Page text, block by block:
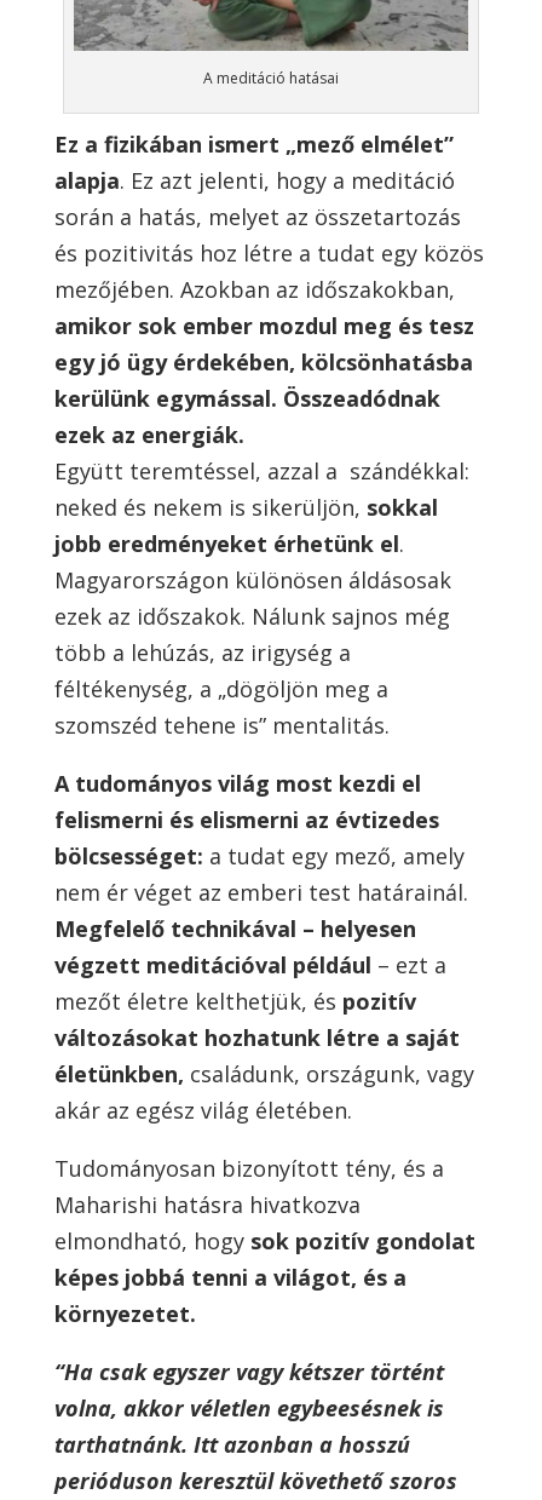
A meditáció hatásai
Ez a fizikában ismert „mező elmélet”
alapja. Ez azt jelenti, hogy a meditáció
során a hatás, melyet az összetartozás
és pozitivitás hoz létre a tudat egy közös
mezőjében. Azokban az időszakokban,
amikor sok ember mozdul meg és tesz
egy jó ügy érdekében, kölcsönhatásba
kerülünk egymással. Összeadódnak
ezek az energiák.
Együtt teremtéssel, azzal a szándékkal:
neked és nekem is sikerüljön, sokkal
jobb eredményeket érhetünk el.
Magyarországon különösen áldásosak
ezek az időszakok. Nálunk sajnos még
több a lehúzás, az irigység a
féltékenység, a „dögöljön meg a
szomszéd tehene is” mentalitás.
A tudományos világ most kezdi el
felismerni és elismerni az évtizedes
bölcsességet: a tudat egy mező, amely
nem ér véget az emberi test határainál.
Megfelelő technikával – helyesen
végzett meditációval például – ezt a
mezőt életre kelthetjük, és pozitív
változásokat hozhatunk létre a saját
életünkben, családunk, országunk, vagy
akár az egész világ életében.
Tudományosan bizonyított tény, és a
Maharishi hatásra hivatkozva
elmondható, hogy sok pozitív gondolat
képes jobbá tenni a világot, és a
környezetet.
“Ha csak egyszer vagy kétszer történt
volna, akkor véletlen egybeesésnek is
tarthatnánk. Itt azonban a hosszú
perióduson keresztül követhető szoros